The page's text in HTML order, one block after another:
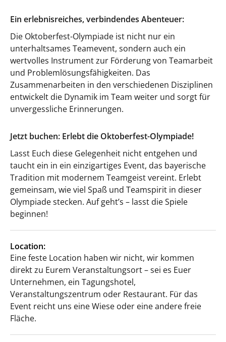
Ein erlebnisreiches, verbindendes Abenteuer:
Die Oktoberfest-Olympiade ist nicht nur ein
unterhaltsames Teamevent, sondern auch ein
wertvolles Instrument zur Förderung von Teamarbeit
und Problemlösungsfähigkeiten. Das
Zusammenarbeiten in den verschiedenen Disziplinen
entwickelt die Dynamik im Team weiter und sorgt für
unvergessliche Erinnerungen.
Jetzt buchen: Erlebt die Oktoberfest-Olympiade!
Lasst Euch diese Gelegenheit nicht entgehen und
taucht ein in ein einzigartiges Event, das bayerische
Tradition mit modernem Teamgeist vereint. Erlebt
gemeinsam, wie viel Spaß und Teamspirit in dieser
Olympiade stecken. Auf geht’s – lasst die Spiele
beginnen!
Location:
Eine feste Location haben wir nicht, wir kommen
direkt zu Eurem Veranstaltungsort – sei es Euer
Unternehmen, ein Tagungshotel,
Veranstaltungszentrum oder Restaurant. Für das
Event reicht uns eine Wiese oder eine andere freie
Fläche.